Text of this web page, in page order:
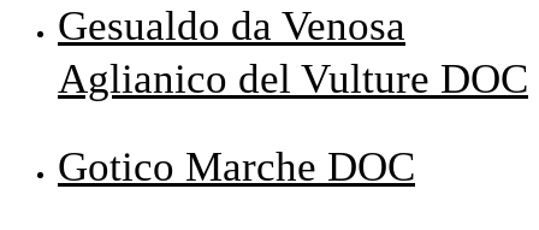
Gesualdo da Venosa
Aglianico del Vulture DOC
Gotico Marche DOC